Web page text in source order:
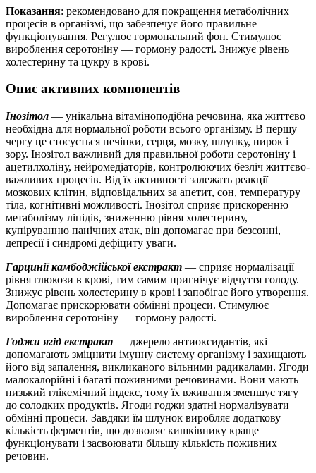
Показання: рекомендовано для покращення метаболічних
процесів в організмі, що забезпечує його правильне
функціонування. Регулює гормональний фон. Стимулює
вироблення серотоніну — гормону радості. Знижує рівень
холестерину та цукру в крові.
Опис активних компонентів
Інозітол — унікальна вітаміноподібна речовина, яка життєво
необхідна для нормальної роботи всього організму. В першу
чергу це стосується печінки, серця, мозку, шлунку, нирок і
зору. Інозітол важливий для правильної роботи серотоніну і
ацетилхоліну, нейромедіаторів, контролюючих безліч життєво-
важливих процесів. Від їх активності залежать реакції
мозкових клітин, відповідальних за апетит, сон, температуру
тіла, когнітивні можливості. Інозітол сприяє прискоренню
метаболізму ліпідів, зниженню рівня холестерину,
купіруванню панічних атак, він допомагає при безсонні,
депресії і синдромі дефіциту уваги.
Гарцинії камбоджійської екстракт — сприяє нормалізації
рівня глюкози в крові, тим самим пригнічує відчуття голоду.
Знижує рівень холестерину в крові і запобігає його утворення.
Допомагає прискорювати обмінні процеси. Стимулює
вироблення серотоніну — гормону радості.
Годжи ягід екстракт — джерело антиоксидантів, які
допомагають зміцнити імунну систему організму і захищають
його від запалення, викликаного вільними радикалами. Ягоди
малокалорійні і багаті поживними речовинами. Вони мають
низький глікемічний індекс, тому їх вживання зменшує тягу
до солодких продуктів. Ягоди годжи здатні нормалізувати
обмінні процеси. Завдяки їм шлунок виробляє додаткову
кількість ферментів, що дозволяє кишківнику краще
функціонувати і засвоювати більшу кількість поживних
речовин.